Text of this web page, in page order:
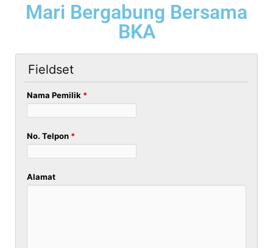
Mari Bergabung Bersama
BKA
Fieldset
Nama Pemilik *
No. Telpon *
Alamat